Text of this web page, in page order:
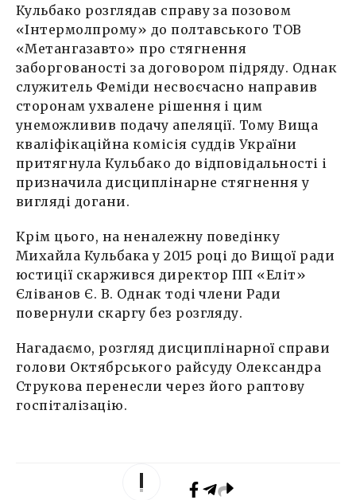
Кульбако розглядав справу за позовом
«Інтермолпрому» до полтавського ТОВ
«Метангазавто» про стягнення
заборгованості за договором підряду. Однак
служитель Феміди несвоєчасно направив
сторонам ухвалене рішення і цим
унеможливив подачу апеляції. Тому Вища
кваліфікаційна комісія суддів України
притягнула Кульбако до відповідальності і
призначила дисциплінарне стягнення у
вигляді догани.
Крім цього, на неналежну поведінку
Михайла Кульбака у 2015 році до Вищої ради
юстиції скаржився директор ПП «Еліт»
Єліванов Є. В. Однак тоді члени Ради
повернули скаргу без розгляду.
Нагадаємо, розгляд дисциплінарної справи
голови Октябрського райсуду Олександра
Струкова перенесли через його раптову
госпіталізацію.